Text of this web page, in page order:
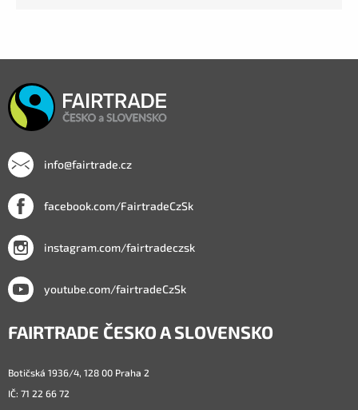
info@fairtrade.cz
facebook.com/FairtradeCzSk
instagram.com/fairtradeczsk
youtube.com/fairtradeCzSk
FAIRTRADE ČESKO A SLOVENSKO
Botičská 1936/4, 128 00 Praha 2
IČ: 71 22 66 72